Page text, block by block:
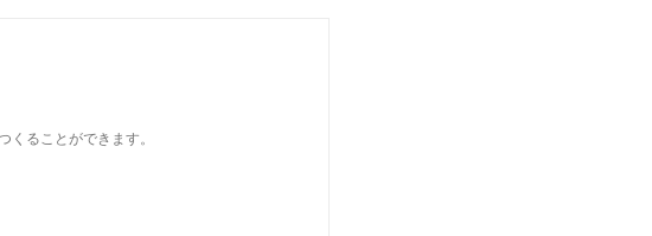
ることができます。